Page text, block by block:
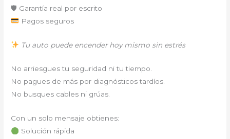
🛡 Garantía real por escrito
Pagos seguros
Tu auto puede encender hoy mismo sin estrés
No arriesgues tu seguridad ni tu tiempo.
No pagues de más por diagnósticos tardíos.
No busques cables ni grúas.
Con un solo mensaje obtienes:
Solución rápida